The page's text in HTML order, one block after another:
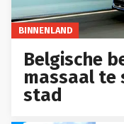
BINNENLAND
Belgische
massaal te
stad